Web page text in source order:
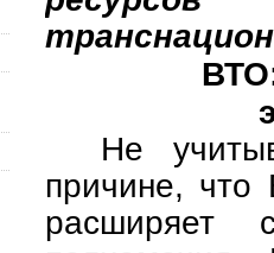
Не
причине, что
расширяет